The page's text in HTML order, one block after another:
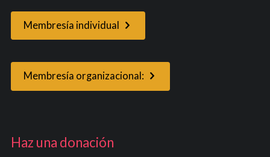
Membresía individual
Membresía organizacional:
Haz una donación